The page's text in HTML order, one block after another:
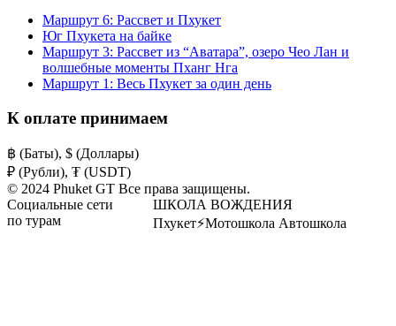
Маршрут 6: Рассвет и Пхукет
Юг Пхукета на байке
Маршрут 3: Рассвет из “Аватара”, озеро Чео Лан и
волшебные моменты Пханг Нга
Маршрут 1: Весь Пхукет за один день
К оплате принимаем
฿ (Баты), $ (Доллары)
₽ (Рубли), ₮ (USDT)
© 2024 Phuket GT Все права защищены.
Социальные сети
по турам
ШКОЛА ВОЖДЕНИЯ
Пхукет⚡️Мотошкола Автошкола